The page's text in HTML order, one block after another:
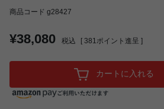
商品コード g28427
¥38,080 税込 [ 381 ポイント進呈 ]
カートに入れる